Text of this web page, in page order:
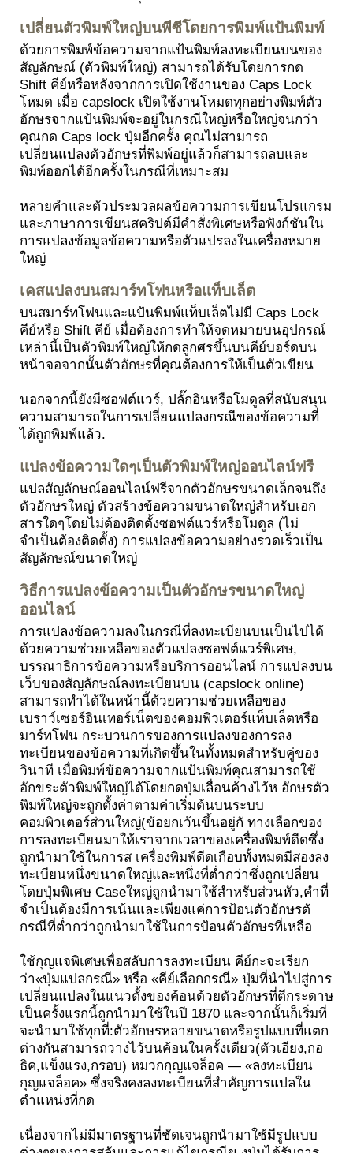
เปลี่ยนตัวพิมพ์ใหญ่บนพีซีโดยการพิมพ์แป้นพิมพ์
ด้วยการพิมพ์ข้อความจากแป้นพิมพ์ลงทะเบียนบนของ
สัญลักษณ์ (ตัวพิมพ์ใหญ่) สามารถได้รับโดยการกด
Shift คีย์หรือหลังจากการเปิดใช้งานของ Caps Lock
โหมด เมื่อ capslock เปิดใช้งานโหมดทุกอย่างพิมพ์ตัว
อักษรจากแป้นพิมพ์จะอยู่ในกรณีใหญ่หรือใหญ่จนกว่า
คุณกด Caps lock ปุ่มอีกครั้ง คุณไม่สามารถ
เปลี่ยนแปลงตัวอักษรที่พิมพ์อยู่แล้วก็สามารถลบและ
พิมพ์ออกได้อีกครั้งในกรณีที่เหมาะสม
หลายคำและตัวประมวลผลข้อความการเขียนโปรแกรม
และภาษาการเขียนสคริปต์มีคำสั่งพิเศษหรือฟังก์ชันใน
การแปลงข้อมูลข้อความหรือตัวแปรลงในเครื่องหมาย
ใหญ่
เคสแปลงบนสมาร์ทโฟนหรือแท็บเล็ต
บนสมาร์ทโฟนและแป้นพิมพ์แท็บเล็ตไม่มี Caps Lock
คีย์หรือ Shift คีย์ เมื่อต้องการทำให้จดหมายบนอุปกรณ์
เหล่านี้เป็นตัวพิมพ์ใหญ่ให้กดลูกศรขึ้นบนคีย์บอร์ดบน
หน้าจอจากนั้นตัวอักษรที่คุณต้องการให้เป็นตัวเขียน
นอกจากนี้ยังมีซอฟต์แวร์, ปลั๊กอินหรือโมดูลที่สนับสนุน
ความสามารถในการเปลี่ยนแปลงกรณีของข้อความที่
ได้ถูกพิมพ์แล้ว.
แปลงข้อความใดๆเป็นตัวพิมพ์ใหญ่ออนไลน์ฟรี
แปลสัญลักษณ์ออนไลน์ฟรีจากตัวอักษรขนาดเล็กจนถึง
ตัวอักษรใหญ่ ตัวสร้างข้อความขนาดใหญ่สำหรับเอก
สารใดๆโดยไม่ต้องติดตั้งซอฟต์แวร์หรือโมดูล (ไม่
จำเป็นต้องติดตั้ง) การแปลงข้อความอย่างรวดเร็วเป็น
สัญลักษณ์ขนาดใหญ่
วิธีการแปลงข้อความเป็นตัวอักษรขนาดใหญ่
ออนไลน์
การแปลงข้อความลงในกรณีที่ลงทะเบียนบนเป็นไปได้
ด้วยความช่วยเหลือของตัวแปลงซอฟต์แวร์พิเศษ,
บรรณาธิการข้อความหรือบริการออนไลน์ การแปลงบน
เว็บของสัญลักษณ์ลงทะเบียนบน (capslock online)
สามารถทำได้ในหน้านี้ด้วยความช่วยเหลือของ
เบราว์เซอร์อินเทอร์เน็ตของคอมพิวเตอร์แท็บเล็ตหรือ
มาร์ทโฟน กระบวนการของการแปลงของการลง
ทะเบียนของข้อความที่เกิดขึ้นในทั้งหมดสำหรับคู่ของ
วินาที เมื่อพิมพ์ข้อความจากแป้นพิมพ์คุณสามารถใช้
อักขระตัวพิมพ์ใหญ่ได้โดยกดปุ่มเลื่อนค้างไว้ห อักษรตัว
พิมพ์ใหญ่จะถูกตั้งค่าตามค่าเริ่มต้นบนระบบ
คอมพิวเตอร์ส่วนใหญ่(ข้อยกเว้นขึ้นอยู่กั ทางเลือกของ
การลงทะเบียนมาให้เราจากเวลาของเครื่องพิมพ์ดีดซึ่ง
ถูกนำมาใช้ในการส เครื่องพิมพ์ดีดเกือบทั้งหมดมีสองลง
ทะเบียนหนึ่งขนาดใหญ่และหนึ่งที่ต่ำกว่าซึ่งถูกเปลี่ยน
โดยปุ่มพิเศษ Caseใหญ่ถูกนำมาใช้สำหรับส่วนหัว,คำที่
จำเป็นต้องมีการเน้นและเพียงแค่การป้อนตัวอักษรตั
กรณีที่ต่ำกว่าถูกนำมาใช้ในการป้อนตัวอักษรที่เหลือ
ใช้กุญแจพิเศษเพื่อสลับการลงทะเบียน คีย์กะจะเรียก
ว่า«ปุ่มแปลกรณี» หรือ «คีย์เลือกกรณี» ปุ่มที่นำไปสู่การ
เปลี่ยนแปลงในแนวตั้งของค้อนด้วยตัวอักษรที่ตีกระดาษ
เป็นครั้งแรกนี้ถูกนำมาใช้ในปี 1870 และจากนั้นก็เริ่มที่
จะนำมาใช้ทุกที่:ตัวอักษรหลายขนาดหรือรูปแบบที่แตก
ต่างกันสามารถวางไว้บนค้อนในครั้งเดียว(ตัวเอียง,กอ
ธิค,แข็งแรง,กรอบ) หมวกกุญแจล็อค — «ลงทะเบียน
กุญแจล็อค» ซึ่งจริงคงลงทะเบียนที่สำคัญการแปลใน
ตำแหน่งที่กด
เนื่องจากไม่มีมาตรฐานที่ชัดเจนถูกนำมาใช้มีรูปแบบ